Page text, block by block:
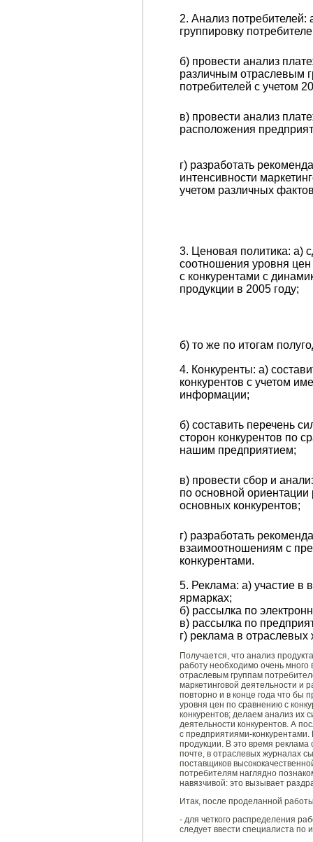
2. Анализ потребителей:
группировку
б) провести анализ
различным отраслевым
потребителей с учетом
в) провести анализ
расположения
г) разработать
интенсивности
учетом различных
3. Ценовая политика: а)
соотношения уровня
с конкурентами с
продукции в 2005 году;
б) то же по итогам
4. Конкуренты: а)
конкурентов с учетом
информации;
б) составить перечень
сторон конкурентов по
нашим предприятием;
в) провести сбор и
по основной ориентации
основных конкурентов;
г) разработать
взаимоотношениям с
конкурентами.
5. Реклама: а) участие в
ярмарках;
б) рассылка по
в) рассылка по
г) реклама в отраслевых
Получается, что анализ
работу необходимо очень
отраслевым группам
маркетинговой деятельности и
повторно и в конце года что бы
уровня цен по сравнению с
конкурентов; делаем анализ их
деятельности конкурентов. А
с предприятиями-
продукции. В это время
почте, в отраслевых журналах
поставщиков
потребителям наглядно
навязчивой: это вызывает
Итак, после проделанной
- для четкого распределения
следует ввести специалиста по